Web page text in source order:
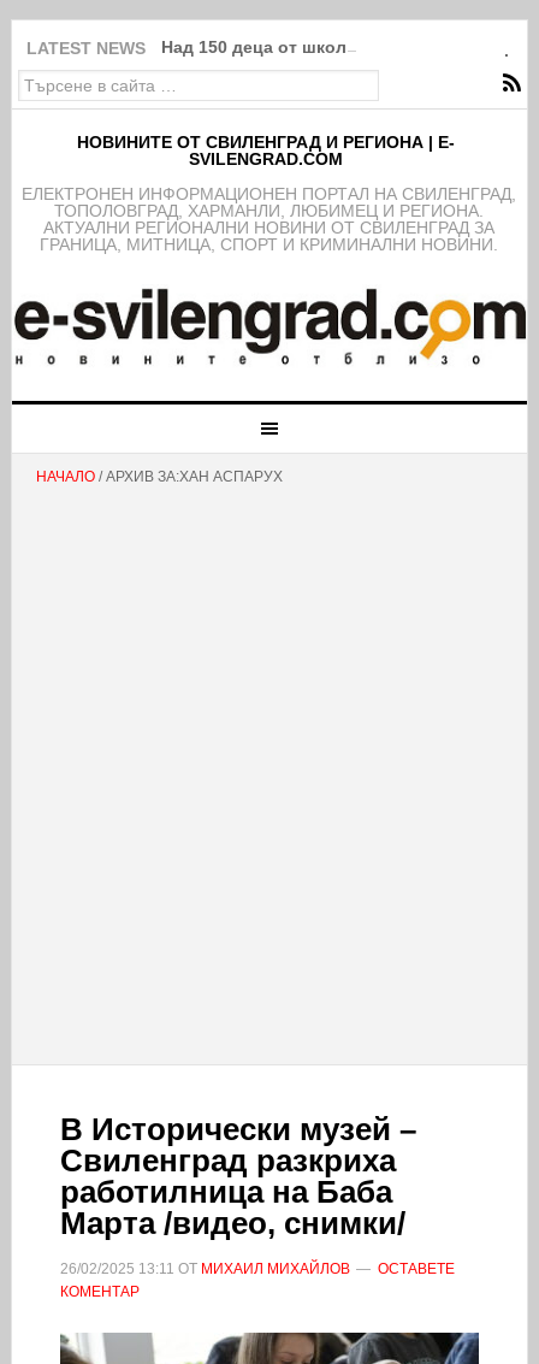
LATEST NEWS Над 150 деца от школата на ФК
НОВИНИТЕ ОТ СВИЛЕНГРАД И РЕГИОНА | E-
SVILENGRAD.COM
EЛЕКТРОНЕН ИНФОРМАЦИОНЕН ПОРТАЛ НА СВИЛЕНГРАД,
ТОПОЛОВГРАД, ХАРМАНЛИ, ЛЮБИМЕЦ И РЕГИОНА.
АКТУАЛНИ РЕГИОНАЛНИ НОВИНИ ОТ СВИЛЕНГРАД ЗА
ГРАНИЦА, МИТНИЦА, СПОРТ И КРИМИНАЛНИ НОВИНИ.
НАЧАЛО/ АРХИВ ЗА:ХАН АСПАРУХ
В Исторически музей –
Свиленград разкриха
работилница на Баба
Марта /видео, снимки/
26/02/2025 13:11 ОТ МИХАИЛ МИХАЙЛОВ
ОСТАВЕТЕ
КОМЕНТАР